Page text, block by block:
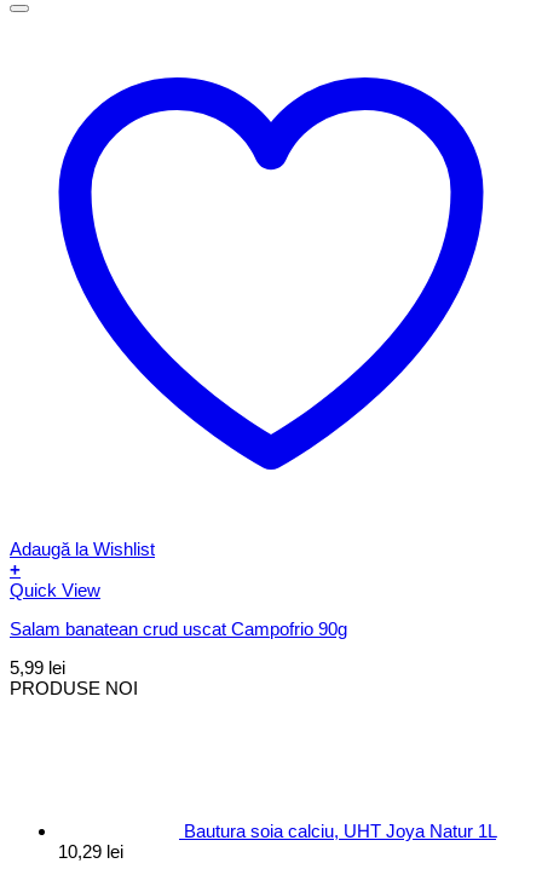
Adaugă la Wishlist
+
Quick View
Salam banatean crud uscat Campofrio 90g
5,99 lei
PRODUSE NOI
Bautura soia calciu, UHT Joya Natur 1L
10,29 lei